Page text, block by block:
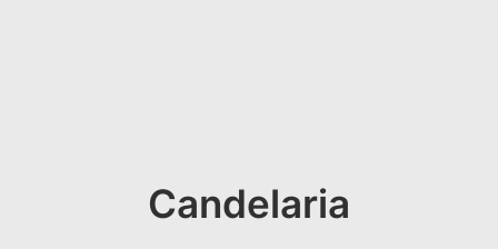
Candelaria